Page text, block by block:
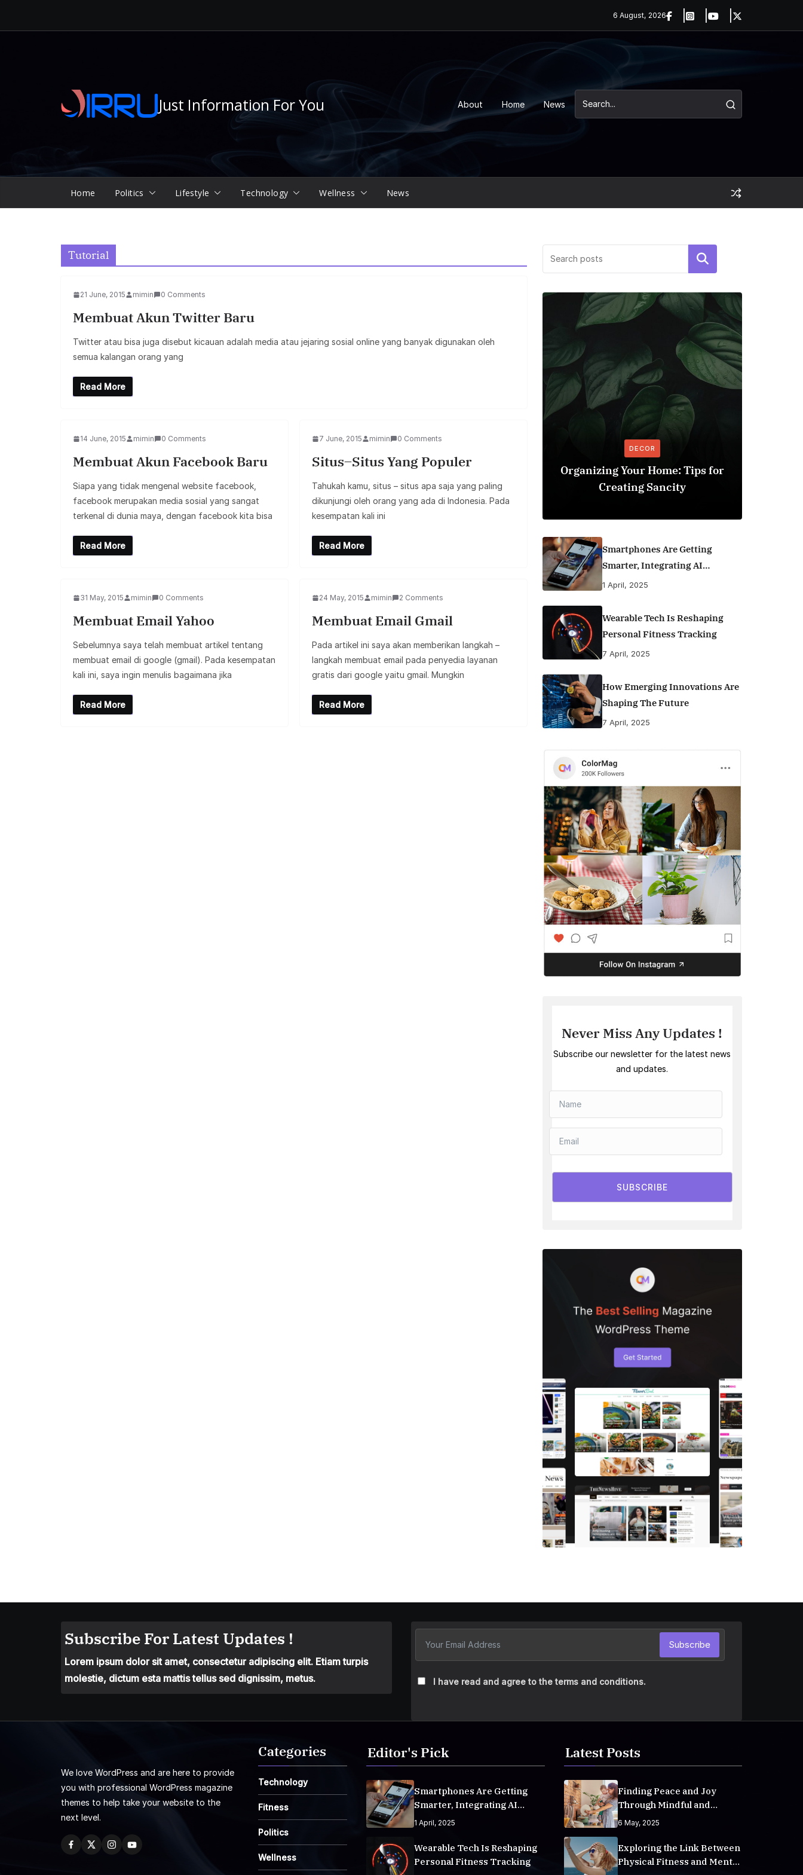
6 August, 2026
Just Information For You About Home News
Home Politics Lifestyle Technology Wellness News
Tutorial
21 June, 2015 mimin 0 Comments
Membuat Akun Twitter Baru
Twitter atau bisa juga disebut kicauan adalah media atau jejaring sosial online yang banyak digunakan oleh
semua kalangan orang yang
Read More
14 June, 2015 mimin 0 Comments
Membuat Akun Facebook Baru
Siapa yang tidak mengenal website facebook,
facebook merupakan media sosial yang sangat
terkenal di dunia maya, dengan facebook kita bisa
Read More
7 June, 2015 mimin 0 Comments
Situs–Situs Yang Populer
Tahukah kamu, situs – situs apa saja yang paling
dikunjungi oleh orang yang ada di Indonesia. Pada
kesempatan kali ini
Read More
31 May, 2015 mimin 0 Comments
Membuat Email Yahoo
Sebelumnya saya telah membuat artikel tentang
membuat email di google (gmail). Pada kesempatan
kali ini, saya ingin menulis bagaimana jika
Read More
24 May, 2015 mimin 2 Comments
Membuat Email Gmail
Pada artikel ini saya akan memberikan langkah –
langkah membuat email pada penyedia layanan
gratis dari google yaitu gmail. Mungkin
Read More
Search
DECOR
Organizing Your Home: Tips for
Creating Sancity
Smartphones Are Getting
Smarter, Integrating AI
Everyday Life
1 April, 2025
Wearable Tech Is Reshaping
Personal Fitness Tracking
7 April, 2025
How Emerging Innovations Are
Shaping The Future
7 April, 2025
Never Miss Any Updates !
Subscribe our newsletter for the latest news
and updates.
SUBSCRIBE
Subscribe For Latest Updates !
Lorem ipsum dolor sit amet, consectetur adipiscing elit. Etiam turpis
molestie, dictum esta mattis tellus sed dignissim, metus.
I have read and agree to the terms and conditions.
Subscribe
We love WordPress and are here to provide
you with professional WordPress magazine
themes to help take your website to the
next level.
Categories
Technology
Fitness
Politics
Wellness
Editor's Pick
Smartphones Are Getting
Smarter, Integrating AI
Everyday Life
1 April, 2025
Wearable Tech Is Reshaping
Personal Fitness Tracking
Latest Posts
Finding Peace and Joy
Through Mindful and
Empathetic Practices
6 May, 2025
Exploring the Link Between
Physical Fitness and Mental